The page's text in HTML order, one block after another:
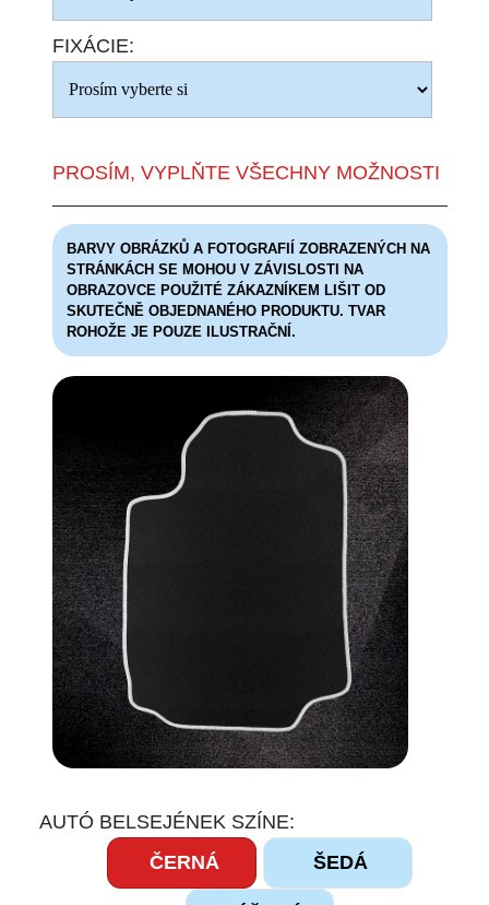
FIXÁCIE:
PROSÍM, VYPLŇTE VŠECHNY MOŽNOSTI
BARVY OBRÁZKŮ A FOTOGRAFIÍ ZOBRAZENÝCH NA
STRÁNKÁCH SE MOHOU V ZÁVISLOSTI NA
OBRAZOVCE POUŽITÉ ZÁKAZNÍKEM LIŠIT OD
SKUTEČNĚ OBJEDNANÉHO PRODUKTU. TVAR
ROHOŽE JE POUZE ILUSTRAČNÍ.
AUTÓ BELSEJÉNEK SZÍNE:
ČERNÁ
ŠEDÁ